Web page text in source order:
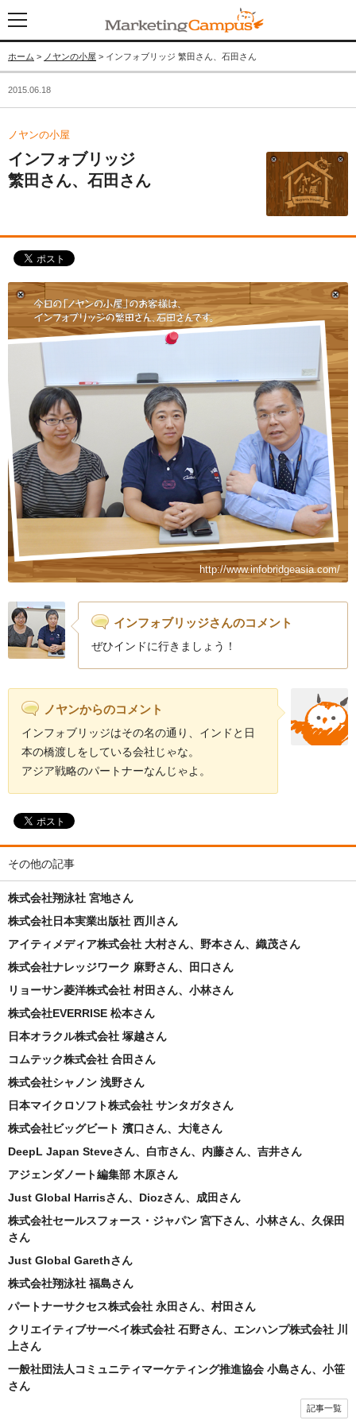
ホーム > ノヤンの小屋 > インフォブリッジ 繁田さん、石田さん
2015.06.18
ノヤンの小屋
インフォブリッジ
繁田さん、石田さん
http://www.infobridgeasia.com/
インフォブリッジさんのコメント
ぜひインドに行きましょう！
ノヤンからのコメント
インフォブリッジはその名の通り、インドと日
本の橋渡しをしている会社じゃな。
アジア戦略のパートナーなんじゃよ。
その他の記事
株式会社翔泳社 宮地さん
株式会社日本実業出版社 西川さん
アイティメディア株式会社 大村さん、野本さん、織茂さん
株式会社ナレッジワーク 麻野さん、田口さん
リョーサン菱洋株式会社 村田さん、小林さん
株式会社EVERRISE 松本さん
日本オラクル株式会社 塚越さん
コムテック株式会社 合田さん
株式会社シャノン 浅野さん
日本マイクロソフト株式会社 サンタガタさん
株式会社ビッグビート 濱口さん、大滝さん
DeepL Japan Steveさん、白市さん、内藤さん、吉井さん
アジェンダノート編集部 木原さん
Just Global Harrisさん、Diozさん、成田さん
株式会社セールスフォース・ジャパン 宮下さん、小林さん、久保田
さん
Just Global Garethさん
株式会社翔泳社 福島さん
パートナーサクセス株式会社 永田さん、村田さん
クリエイティブサーベイ株式会社 石野さん、エンハンプ株式会社 川
上さん
一般社団法人コミュニティマーケティング推進協会 小島さん、小笹
さん
記事一覧